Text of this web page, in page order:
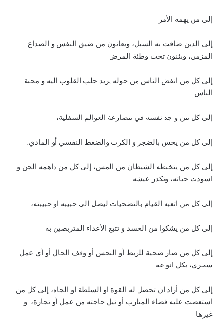
إلى من يهمه الأمر
إلى الذين ضاقت به السبل، ويعانون من ضيق النفس و الصداع
المزمن، ويئنون تحت وطئة المرض
إلى كل من انفض الناس من حوله يريد جلب القلوب اليه و محبة
الناس
إلى كل من و جد نفسه في مصارعة العوالم السفلية،
إلى كل من يحس بالضجر و الكرب والضغط النفسي أو المادي،
إلى كل من يتخبطه الشيطان من المس، إلى كل من داهمه الجن و
اسودَت حياته، وتكدر عيشه
إلى كل من اتعبه القيام بالتضحيات ليصل الى حبيبه او حبيبته،
إلى كل من يشكوا من الحسد و تتبع الأعداء المتربصين به
إلى كل من صار ضحية للربط أو النحس أو وقف الحال أو أي عمل
سحري، بكل انواعه
إلى كل من أراد ان تحصل له القوة او السلطة او الجاه، إلى كل من
استعصت عليه قضاء المئارب أو نيل حاجته من عمل أو تجارة، او
غيرها